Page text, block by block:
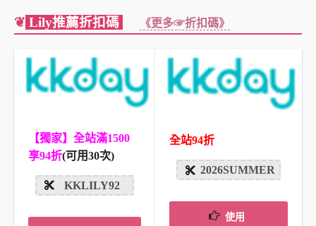
❦ Lily推薦折扣碼 《更多☞折扣碼》
【獨家】全站滿1500
享94折(可用30次)
KKLILY92
全站94折
2026SUMMER
使用